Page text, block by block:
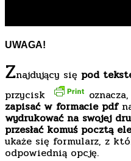
UWAGA!
Znajdujący się pod
przycisk
zapisać w formacie pdf
wydrukować na swojej
przesłać komuś pocztą
ukaże się formularz, z
odpowiednią opcję.